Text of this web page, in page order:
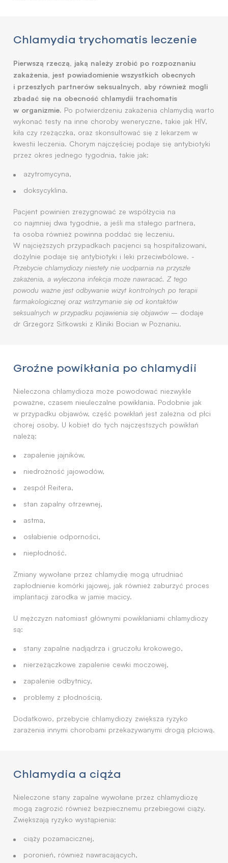
Chlamydia trychomatis leczenie
Pierwszą rzeczą, jaką należy zrobić po rozpoznaniu
zakażenia, jest powiadomienie wszystkich obecnych
i przeszłych partnerów seksualnych, aby również mogli
zbadać się na obecność chlamydii trachomatis
w organizmie. Po potwierdzeniu zakażenia chlamydią warto
wykonać testy na inne choroby weneryczne, takie jak HIV,
kiła czy rzeżączka, oraz skonsultować się z lekarzem w
kwestii leczenia. Chorym najczęściej podaje się antybiotyki
przez okres jednego tygodnia, takie jak:
azytromycyna,
doksycyklina.
Pacjent powinien zrezygnować ze współżycia na
co najmniej dwa tygodnie, a jeśli ma stałego partnera,
ta osoba również powinna poddać się leczeniu.
W najcięższych przypadkach pacjenci są hospitalizowani,
dożylnie podaje się antybiotyki i leki przeciwbólowe. -
Przebycie chlamydiozy niestety nie uodparnia na przyszłe
zakażenia, a wyleczona infekcja może nawracać. Z tego
powodu ważne jest odbywanie wizyt kontrolnych po terapii
farmakologicznej oraz wstrzymanie się od kontaktów
seksualnych w przypadku pojawienia się objawów – dodaje
dr Grzegorz Sitkowski z Kliniki Bocian w Poznaniu.
Groźne powikłania po chlamydii
Nieleczona chlamydioza może powodować niezwykle
poważne, czasem nieuleczalne powikłania. Podobnie jak
w przypadku objawów, część powikłań jest zależna od płci
chorej osoby. U kobiet do tych najczęstszych powikłań
należą:
zapalenie jajników,
niedrożność jajowodów,
zespół Reitera,
stan zapalny otrzewnej,
astma,
osłabienie odporności,
niepłodność.
Zmiany wywołane przez chlamydię mogą utrudniać
zapłodnienie komórki jajowej, jak również zaburzyć proces
implantacji zarodka w jamie macicy.
U mężczyzn natomiast głównymi powikłaniami chlamydiozy
są:
stany zapalne nadjądrza i gruczołu krokowego,
nierzeżączkowe zapalenie cewki moczowej,
zapalenie odbytnicy,
problemy z płodnością.
Dodatkowo, przebycie chlamydiozy zwiększa ryzyko
zarażenia innymi chorobami przekazywanymi drogą płciową.
Chlamydia a ciąża
Nieleczone stany zapalne wywołane przez chlamydiozę
mogą zagrozić również bezpiecznemu przebiegowi ciąży.
Zwiększają ryzyko wystąpienia:
ciąży pozamacicznej,
poronień, również nawracających,